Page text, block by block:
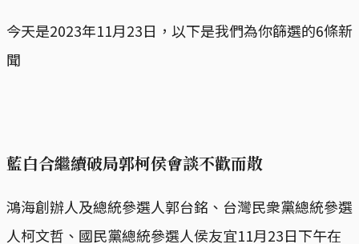
今天是2023年11月23日，以下是我們為你篩選的6條新
聞
藍白合繼續破局郭柯侯會談不歡而散
鴻海創辦人及總統參選人郭台銘、台灣民衆黨總統參選
人柯文哲、國民黨總統參選人侯友宜11月23日下午在